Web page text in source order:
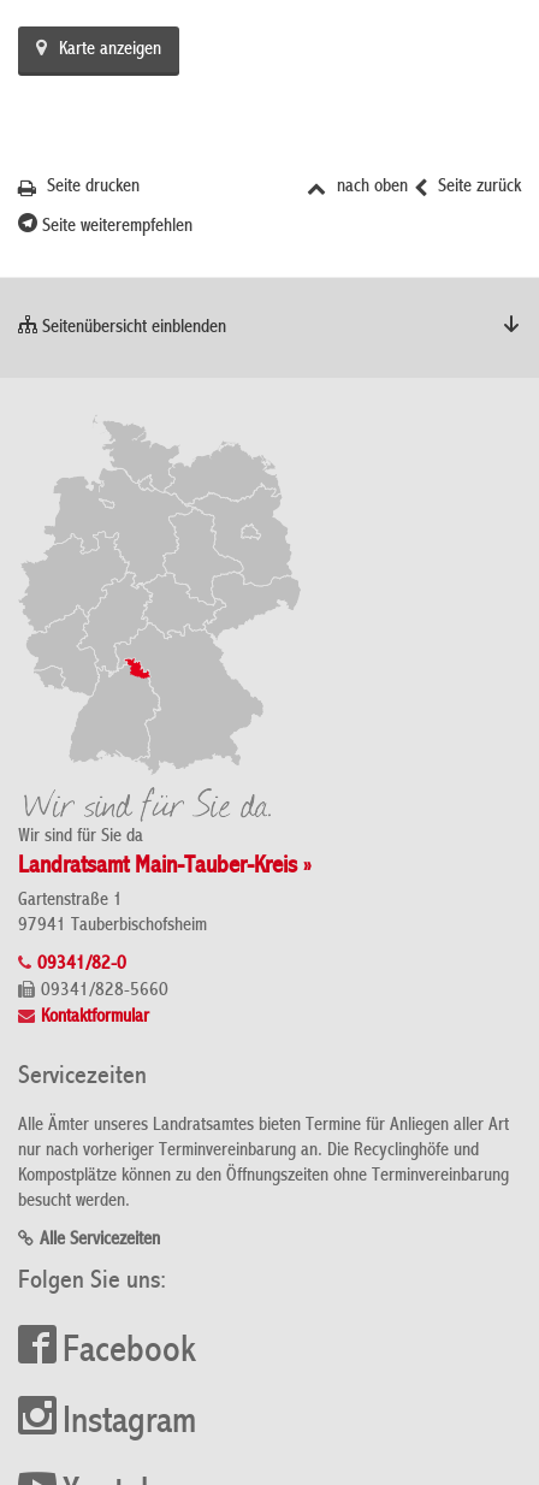
Karte anzeigen
Seite zurück
nach oben
Seite drucken
Seite weiterempfehlen
Seitenübersicht einblenden
Wir sind für Sie da
Landratsamt Main-Tauber-Kreis »
Gartenstraße 1
97941 Tauberbischofsheim
09341/82-0
09341/828-5660
Kontaktformular
Servicezeiten
Alle Ämter unseres Landratsamtes bieten Termine für Anliegen aller Art
nur nach vorheriger Terminvereinbarung an. Die Recyclinghöfe und
Kompostplätze können zu den Öffnungszeiten ohne Terminvereinbarung
besucht werden.
Alle Servicezeiten
Folgen Sie uns:
Facebook
Instagram